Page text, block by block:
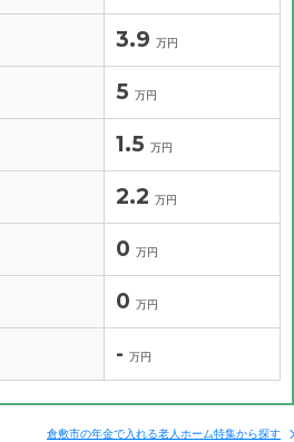
3.9 万円
5 万円
1.5 万円
2.2 万円
0 万円
0 万円
- 万円
倉敷市の年金で入れる老人ホーム特集から探す